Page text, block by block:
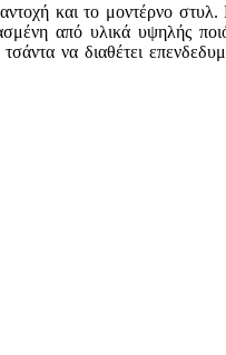
και το μοντέρνο
από υλικά υψηλής
να διαθέτει